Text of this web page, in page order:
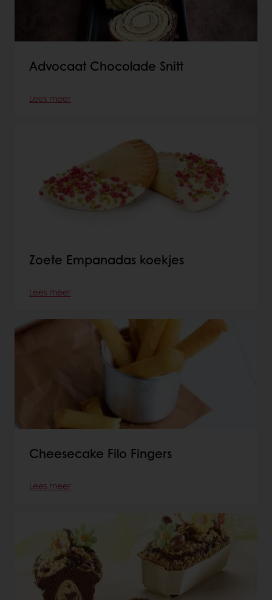
Advocaat Chocolade Snitt
Lees meer
Zoete Empanadas koekjes
Lees meer
Cheesecake Filo Fingers
Lees meer